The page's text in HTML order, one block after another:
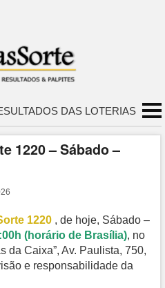
DAS LOTERIAS
1220 – Sábado –
1220 , de hoje, Sábado –
(horário de Brasília), no
da Caixa”, Av. Paulista, 750,
e responsabilidade da